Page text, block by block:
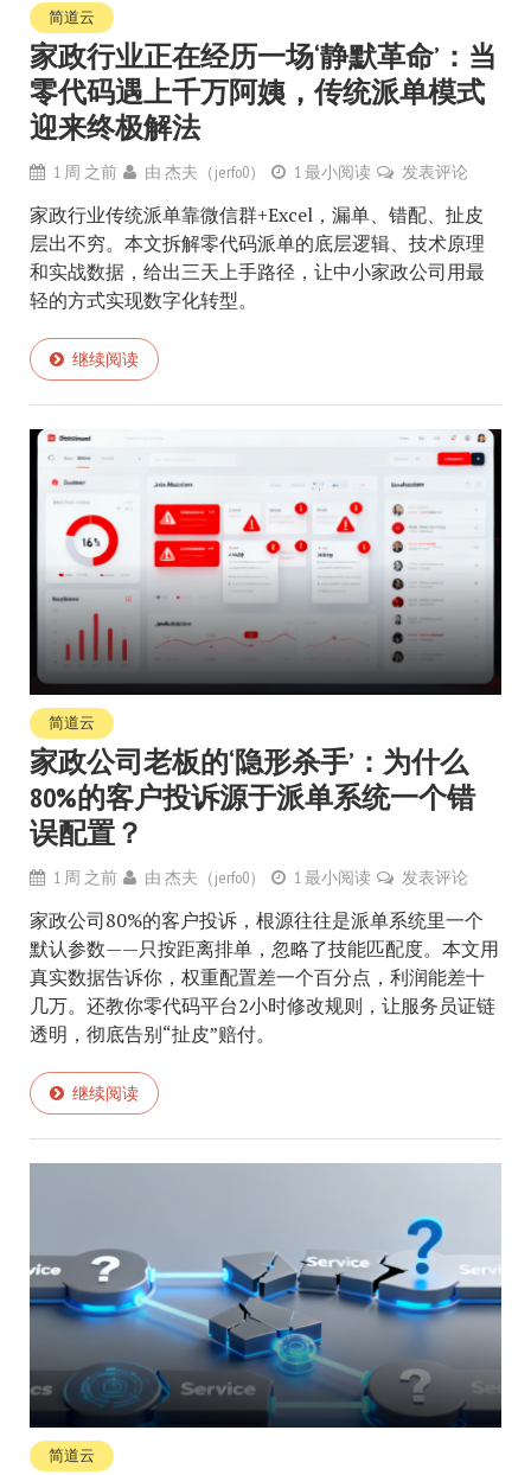
简道云
家政行业正在经历一场‘静默革命’：当
零代码遇上千万阿姨，传统派单模式
迎来终极解法
1 周 之前 由 杰夫（jerfo0） 1 最小阅读 发表评论
家政行业传统派单靠微信群+Excel，漏单、错配、扯皮
层出不穷。本文拆解零代码派单的底层逻辑、技术原理
和实战数据，给出三天上手路径，让中小家政公司用最
轻的方式实现数字化转型。
继续阅读
简道云
家政公司老板的‘隐形杀手’：为什么
80%的客户投诉源于派单系统一个错
误配置？
1 周 之前 由 杰夫（jerfo0） 1 最小阅读 发表评论
家政公司80%的客户投诉，根源往往是派单系统里一个
默认参数——只按距离排单，忽略了技能匹配度。本文用
真实数据告诉你，权重配置差一个百分点，利润能差十
几万。还教你零代码平台2小时修改规则，让服务员证链
透明，彻底告别“扯皮”赔付。
继续阅读
简道云